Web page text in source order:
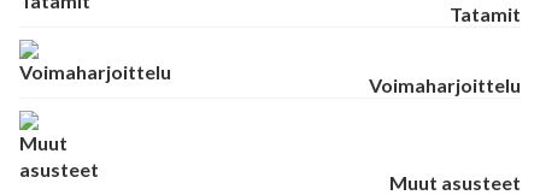
Tatamit
Voimaharjoittelu
Muut asusteet